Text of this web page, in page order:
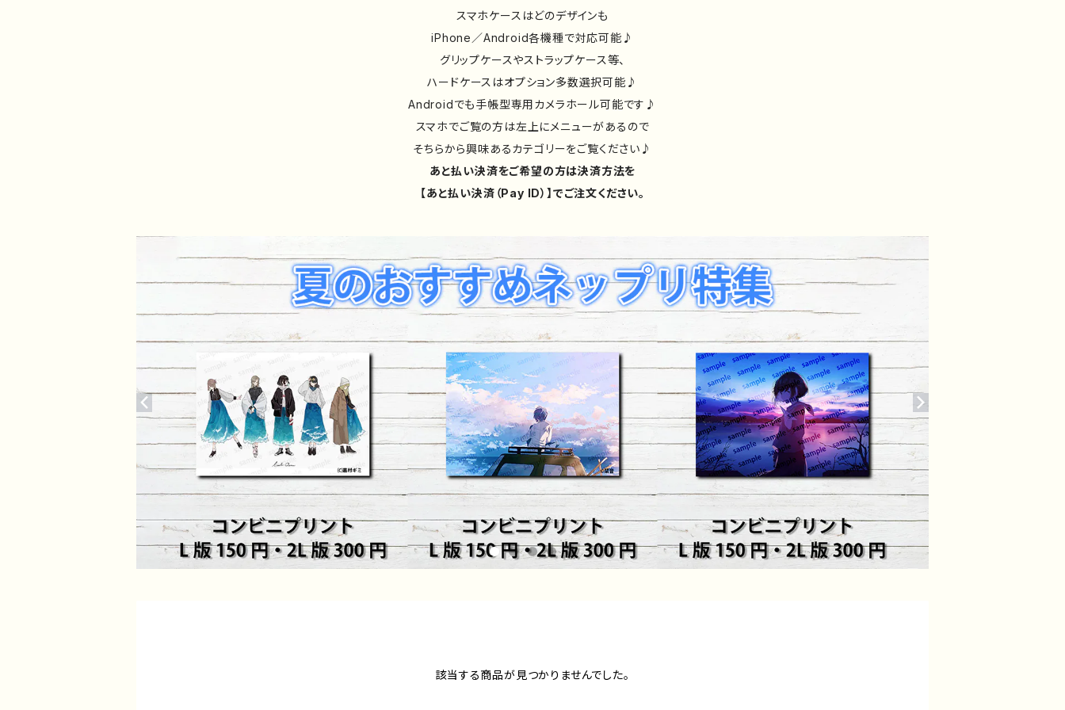
スマホケースはどのデザインも
iPhone／Android各機種で対応可能♪
グリップケースやストラップケース等、
ハードケースはオプション多数選択可能♪
Androidでも手帳型専用カメラホール可能です♪
スマホでご覧の方は左上にメニューがあるので
そちらから興味あるカテゴリーをご覧ください♪
あと払い決済をご希望の方は決済方法を
【あと払い決済（Pay ID）】でご注文ください。
該当する商品が見つかりませんでした。